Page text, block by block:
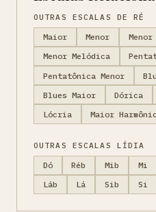
OUTRAS ESCALAS DE RÉ
Maior Menor
Menor Melódica
Pentatônica Menor
Blues Maior
Dórica
Lócria
Maior
OUTRAS ESCALAS LÍDIA
Dó Réb Mib Mi
Láb
Lá Sib Si